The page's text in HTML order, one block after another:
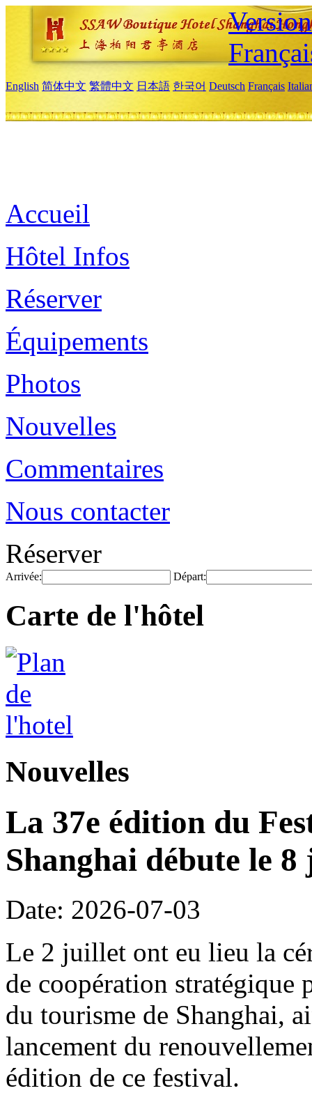
English 简体中文 繁體中文 日本語 한국어 Deutsch Français
Accueil
Hôtel Infos
Réserver
Équipements
Photos
Nouvelles
Commentaires
Nous contacter
Réserver
Arrivée: Départ:
Carte de l'hôtel
Nouvelles
La 37e édition du
Shanghai débute le
Date: 2026-07-03
Le 2 juillet ont eu lieu la
de coopération stratégique
du tourisme de Shanghai,
lancement du
édition de ce festival.